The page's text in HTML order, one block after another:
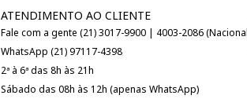
ATENDIMENTO AO CLIENTE
Fale com a gente (21) 3017-9900 | 4003-2086
WhatsApp (21) 97117-4398
2ª à 6ª das 8h às 21h
Sábado das 08h às 12h (apenas WhatsApp)